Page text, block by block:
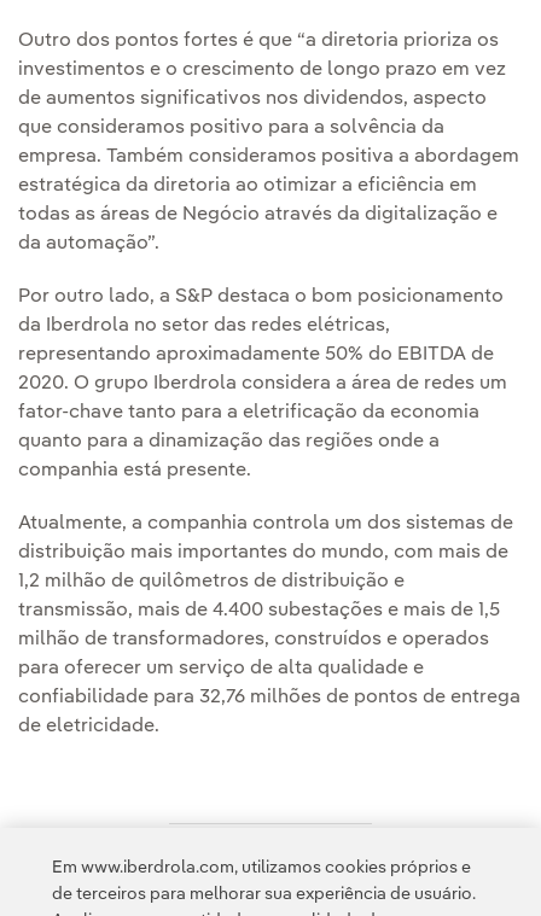
Outro dos pontos fortes é que “a diretoria prioriza os
investimentos e o crescimento de longo prazo em vez
de aumentos significativos nos dividendos, aspecto
que consideramos positivo para a solvência da
empresa. Também consideramos positiva a abordagem
estratégica da diretoria ao otimizar a eficiência em
todas as áreas de Negócio através da digitalização e
da automação”.
Por outro lado, a S&P destaca o bom posicionamento
da Iberdrola no setor das redes elétricas,
representando aproximadamente 50% do EBITDA de
2020. O grupo Iberdrola considera a área de redes um
fator-chave tanto para a eletrificação da economia
quanto para a dinamização das regiões onde a
companhia está presente.
Atualmente, a companhia controla um dos sistemas de
distribuição mais importantes do mundo, com mais de
1,2 milhão de quilômetros de distribuição e
transmissão, mais de 4.400 subestações e mais de 1,5
milhão de transformadores, construídos e operados
para oferecer um serviço de alta qualidade e
confiabilidade para 32,76 milhões de pontos de entrega
de eletricidade.
Acesso a informação legal
Em www.iberdrola.com, utilizamos cookies próprios e
de terceiros para melhorar sua experiência de usuário.